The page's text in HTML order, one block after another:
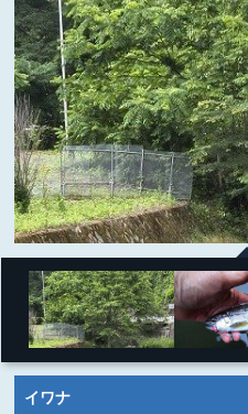
イワナ